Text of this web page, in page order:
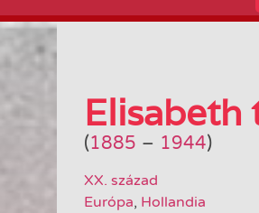
Elisabeth
(1885 – 1944)
XX. század
Európa, Hollandia